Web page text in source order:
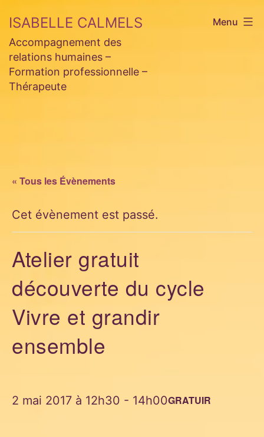
au
contenu
ISABELLE CALMELS
Accompagnement des
relations humaines –
Formation professionnelle –
Thérapeute
Menu
« Tous les Évènements
Cet évènement est passé.
Atelier gratuit
découverte du cycle
Vivre et grandir
ensemble
2 mai 2017 à 12h30 - 14h00GRATUIR